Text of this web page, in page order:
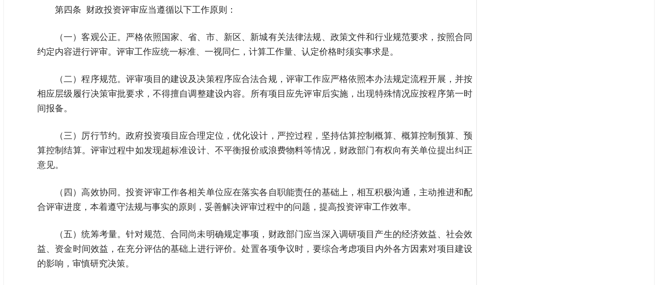
第四条 财政投资评审应当遵循以下工作原则：
（一）客观公正。严格依照国家、省、市、新区、新城有关法律法规、政策文件和行业规范要求，按照合同
约定内容进行评审。评审工作应统一标准、一视同仁，计算工作量、认定价格时须实事求是。
（二）程序规范。评审项目的建设及决策程序应合法合规，评审工作应严格依照本办法规定流程开展，并按
相应层级履行决策审批要求，不得擅自调整建设内容。所有项目应先评审后实施，出现特殊情况应按程序第一时
间报备。
（三）厉行节约。政府投资项目应合理定位，优化设计，严控过程，坚持估算控制概算、概算控制预算、预
算控制结算。评审过程中如发现超标准设计、不平衡报价或浪费物料等情况，财政部门有权向有关单位提出纠正
意见。
（四）高效协同。投资评审工作各相关单位应在落实各自职能责任的基础上，相互积极沟通，主动推进和配
合评审进度，本着遵守法规与事实的原则，妥善解决评审过程中的问题，提高投资评审工作效率。
（五）统筹考量。针对规范、合同尚未明确规定事项，财政部门应当深入调研项目产生的经济效益、社会效
益、资金时间效益，在充分评估的基础上进行评价。处置各项争议时，要综合考虑项目内外各方因素对项目建设
的影响，审慎研究决策。